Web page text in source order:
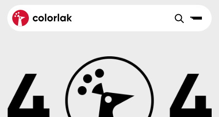
Velkoobchod Sortiment
Aktuality
Reference Dřevo
Colorlak Dekor
Colorlak Profi